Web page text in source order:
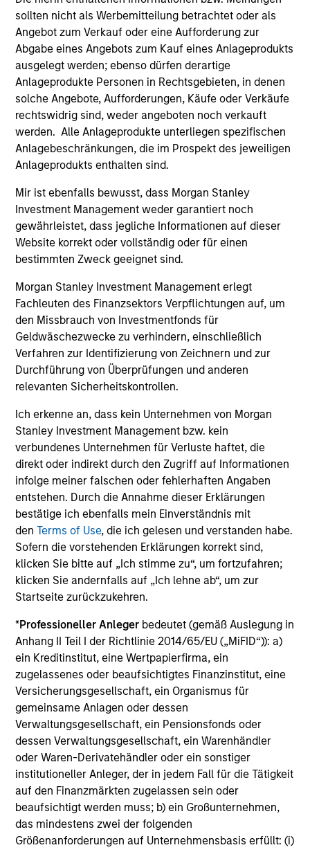
sollten nicht als Werbemitteilung betrachtet oder als
Angebot zum Verkauf oder eine Aufforderung zur
Abgabe eines Angebots zum Kauf eines Anlageprodukts
ausgelegt werden; ebenso dürfen derartige
Anlageprodukte Personen in Rechtsgebieten, in denen
solche Angebote, Aufforderungen, Käufe oder Verkäufe
rechtswidrig sind, weder angeboten noch verkauft
werden. Alle Anlageprodukte unterliegen spezifischen
Anlagebeschränkungen, die im Prospekt des jeweiligen
Anlageprodukts enthalten sind.
Mir ist ebenfalls bewusst, dass Morgan Stanley
Investment Management weder garantiert noch
gewährleistet, dass jegliche Informationen auf dieser
Website korrekt oder vollständig oder für einen
bestimmten Zweck geeignet sind.
Morgan Stanley Investment Management erlegt
Fachleuten des Finanzsektors Verpflichtungen auf, um
den Missbrauch von Investmentfonds für
Geldwäschezwecke zu verhindern, einschließlich
Verfahren zur Identifizierung von Zeichnern und zur
Durchführung von Überprüfungen und anderen
relevanten Sicherheitskontrollen.
Ich erkenne an, dass kein Unternehmen von Morgan
Stanley Investment Management bzw. kein
verbundenes Unternehmen für Verluste haftet, die
direkt oder indirekt durch den Zugriff auf Informationen
infolge meiner falschen oder fehlerhaften Angaben
entstehen. Durch die Annahme dieser Erklärungen
bestätige ich ebenfalls mein Einverständnis mit
denTerms of Use, die ich gelesen und verstanden habe.
Sofern die vorstehenden Erklärungen korrekt sind,
klicken Sie bitte auf „Ich stimme zu“, um fortzufahren;
klicken Sie andernfalls auf „Ich lehne ab“, um zur
Startseite zurückzukehren.
*Professioneller Anleger bedeutet (gemäß Auslegung in
Anhang II Teil I der Richtlinie 2014/65/EU („MiFID“)): a)
ein Kreditinstitut, eine Wertpapierfirma, ein
zugelassenes oder beaufsichtigtes Finanzinstitut, eine
Versicherungsgesellschaft, ein Organismus für
gemeinsame Anlagen oder dessen
Verwaltungsgesellschaft, ein Pensionsfonds oder
dessen Verwaltungsgesellschaft, ein Warenhändler
oder Waren-Derivatehändler oder ein sonstiger
institutioneller Anleger, der in jedem Fall für die Tätigkeit
auf den Finanzmärkten zugelassen sein oder
beaufsichtigt werden muss; b) ein Großunternehmen,
das mindestens zwei der folgenden
Größenanforderungen auf Unternehmensbasis erfüllt: (i)
in India. We have had a local office since 1993 and have a
deep understanding of the local context, which we
believe is critical to investing in India. We have long
institutional memory of companies and managements
and are able to leverage this with a stable team – the
members of our investment team have been with the firm
for a minimum of 10 years.
2
INTEGRATED TOP-DOWN, BOTTOM-UP
INVESTMENT PROCESS CUSTOMIZED TO
WORK IN AN INDIAN CONTEXT
Over the years, we have customized our investment
process to work around the specific challenges of
our investing success. We follow an approach integrating
macro-thematic research as well as bottom-up analysis,
with an emphasis on substantial internal research. This
helps ensure our portfolio differs from a typical
benchmark-driven large-cap portfolio.
3
CONCENTRATED PORTFOLIO
Our experience of managing money in India for over two
decades has taught us that a concentrated portfolio of
30-40 stocks comprising high conviction names could
potentially offer the best mix of diversification and
activeness. We believe that the most critical element in
portfolio construction is appropriate sizing of the position.
We believe in taking significant active positions, so that
the alpha generated from these is meaningful in an
overall portfolio context.
4
LEVERAGING THE EXPERTISE OF A HIGHLY
EXPERIENCED AND STABLE GLOBAL
INVESTMENT TEAM
As part of our Emerging Markets Equity team, Indian
Equity Team contributes to and draws on the strength of
our global macroeconomic, thematic and cross-regional
fundamental research to help identify opportunities
presented by India-specific companies. Our interactions
with the global team help us in country and sector
comparisons across an increasingly interconnected
world. Our best ideas are routinely presented to the global